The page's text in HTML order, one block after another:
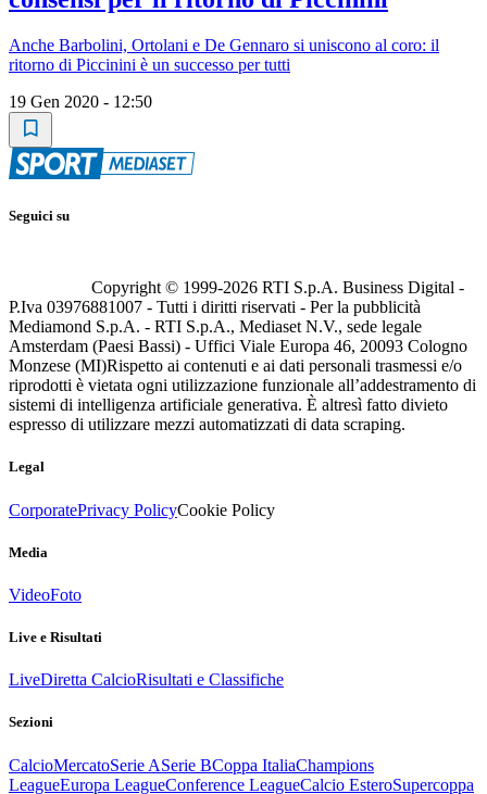
Anche Barbolini, Ortolani e De Gennaro si uniscono al coro: il
ritorno di Piccinini è un successo per tutti
19 Gen 2020 - 12:50
Seguici su
Copyright © 1999-2026 RTI S.p.A. Business Digital -
P.Iva 03976881007 - Tutti i diritti riservati - Per la pubblicità
Mediamond S.p.A. - RTI S.p.A., Mediaset N.V., sede legale
Amsterdam (Paesi Bassi) - Uffici Viale Europa 46, 20093 Cologno
Monzese (MI)Rispetto ai contenuti e ai dati personali trasmessi e/o
riprodotti è vietata ogni utilizzazione funzionale all’addestramento di
sistemi di intelligenza artificiale generativa. È altresì fatto divieto
espresso di utilizzare mezzi automatizzati di data scraping.
Legal
CorporatePrivacy PolicyCookie Policy
Media
VideoFoto
Live e Risultati
LiveDiretta CalcioRisultati e Classifiche
Sezioni
CalcioMercatoSerie ASerie BCoppa ItaliaChampions
LeagueEuropa LeagueConference LeagueCalcio EsteroSupercoppa